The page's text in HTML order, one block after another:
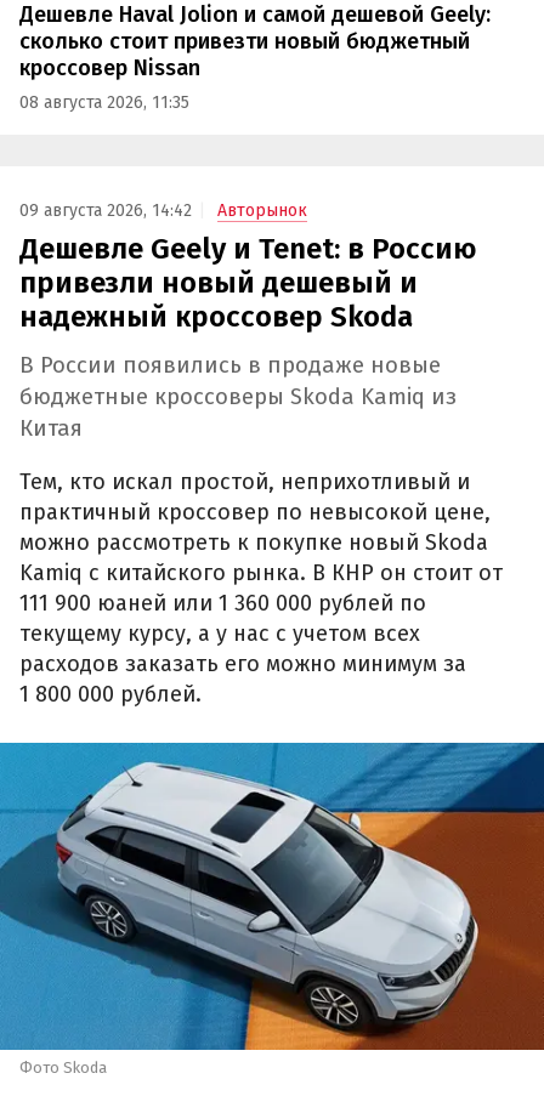
Дешевле Haval Jolion и самой дешевой Geely:
сколько стоит привезти новый бюджетный
кроссовер Nissan
08 августа 2026, 11:35
09 августа 2026, 14:42 Авторынок
Дешевле Geely и Tenet: в Россию
привезли новый дешевый и
надежный кроссовер Skoda
В России появились в продаже новые
бюджетные кроссоверы Skoda Kamiq из
Китая
Тем, кто искал простой, неприхотливый и
практичный кроссовер по невысокой цене,
можно рассмотреть к покупке новый Skoda
Kamiq с китайского рынка. В КНР он стоит от
111 900 юаней или 1 360 000 рублей по
текущему курсу, а у нас с учетом всех
расходов заказать его можно минимум за
1 800 000 рублей.
Фото Skoda